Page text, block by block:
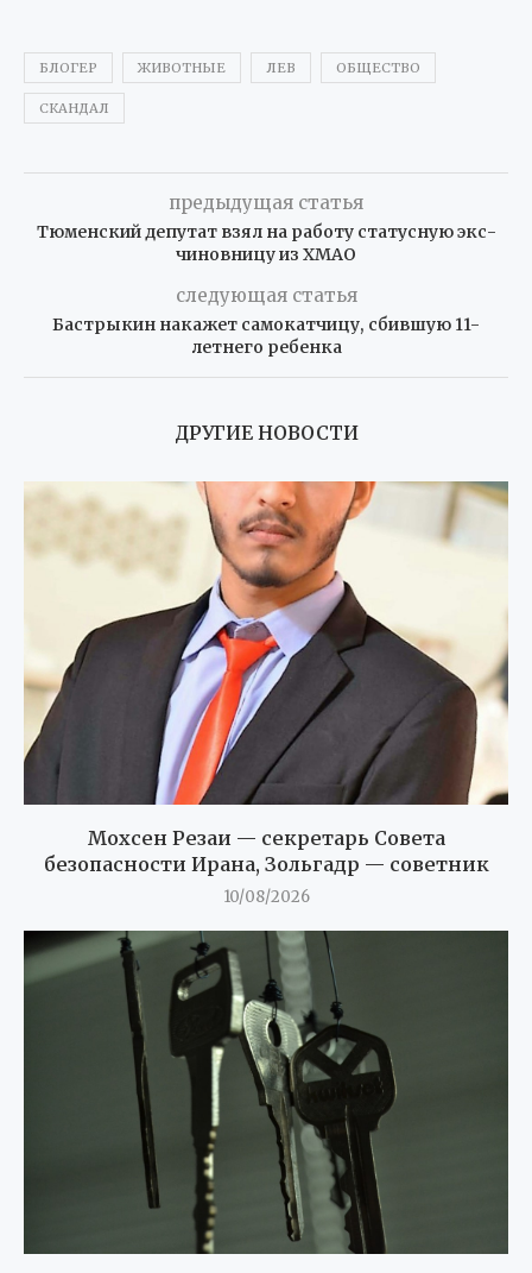
БЛОГЕР ЖИВОТНЫЕ ЛЕВ ОБЩЕСТВО
СКАНДАЛ
предыдущая статья
Тюменский депутат взял на работу статусную экс-
чиновницу из ХМАО
следующая статья
Бастрыкин накажет самокатчицу, сбившую 11-
летнего ребенка
ДРУГИЕ НОВОСТИ
Мохсен Резаи — секретарь Совета
безопасности Ирана, Зольгадр — советник
10/08/2026